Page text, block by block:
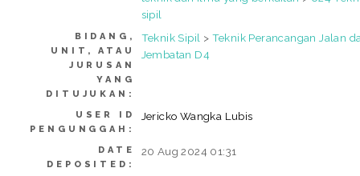
sipil
BIDANG,
UNIT, ATAU
JURUSAN
YANG
DITUJUKAN:
Teknik Sipil > Teknik Perancangan Jalan
Jembatan D4
USER ID
PENGUNGGAH:
Jericko Wangka Lubis
DATE
DEPOSITED:
20 Aug 2024 01:31